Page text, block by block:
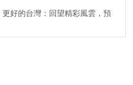
好的台灣：回望精彩風雲，預